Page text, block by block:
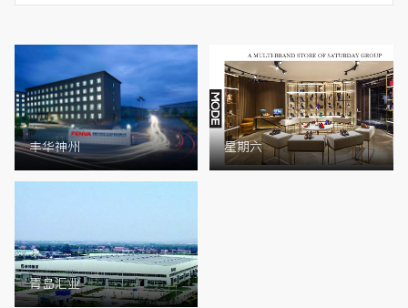
丰华神州 星期六
青岛汇业